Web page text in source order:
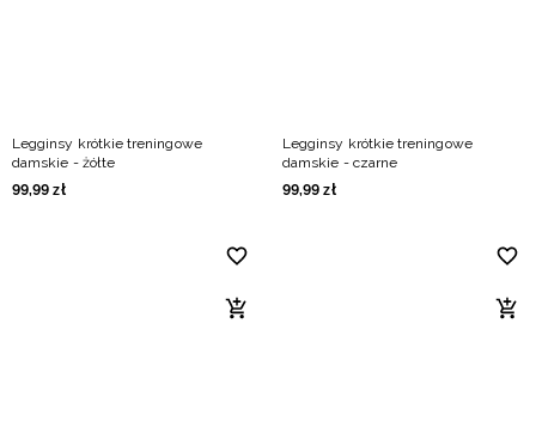
Legginsy krótkie treningowe
damskie - żółte
99,99 zł
Legginsy krótkie treningowe
damskie - czarne
99,99 zł